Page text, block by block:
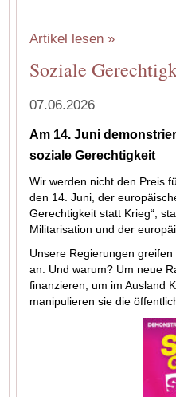
Artikel lesen »
Soziale
07.06.2026
Am 14. Juni
soziale Gerechtigkeit
Wir werden nicht den Preis
den 14. Juni, der
Gerechtigkeit statt Krieg“,
Militarisation und der
Unsere Regierungen
an. Und warum? Um neue
finanzieren, um im Ausland
manipulieren sie die